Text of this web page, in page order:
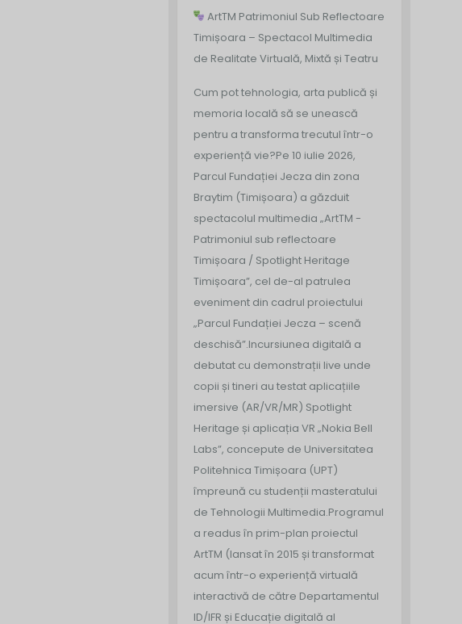
ArtTM Patrimoniul Sub Reflectoare
Timișoara – Spectacol Multimedia
de Realitate Virtuală, Mixtă și Teatru
Cum pot tehnologia, arta publică și
memoria locală să se unească
pentru a transforma trecutul într-o
experiență vie?Pe 10 iulie 2026,
Parcul Fundației Jecza din zona
Braytim (Timișoara) a găzduit
spectacolul multimedia „ArtTM -
Patrimoniul sub reflectoare
Timișoara / Spotlight Heritage
Timișoara”, cel de-al patrulea
eveniment din cadrul proiectului
„Parcul Fundației Jecza – scenă
deschisă”.Incursiunea digitală a
debutat cu demonstrații live unde
copii și tineri au testat aplicațiile
imersive (AR/VR/MR) Spotlight
Heritage și aplicația VR „Nokia Bell
Labs”, concepute de Universitatea
Politehnica Timișoara (UPT)
împreună cu studenții masteratului
de Tehnologii Multimedia.Programul
a readus în prim-plan proiectul
ArtTM (lansat în 2015 și transformat
acum într-o experiență virtuală
interactivă de către Departamentul
ID/IFR și Educație digitală al